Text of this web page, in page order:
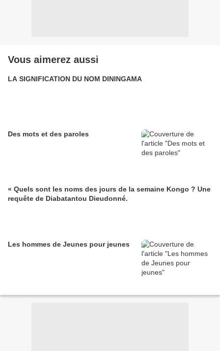
Vous aimerez aussi
LA SIGNIFICATION DU NOM DININGAMA
Des mots et des paroles
« Quels sont les noms des jours de la semaine Kongo ? Une
requête de Diabatantou Dieudonné.
Les hommes de Jeunes pour jeunes